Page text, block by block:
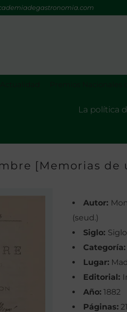
La política
[Memorias de
Autor:
(seud.)
Siglo:
Categoría:
Lugar:
Editorial:
Año: 1882
Páginas: